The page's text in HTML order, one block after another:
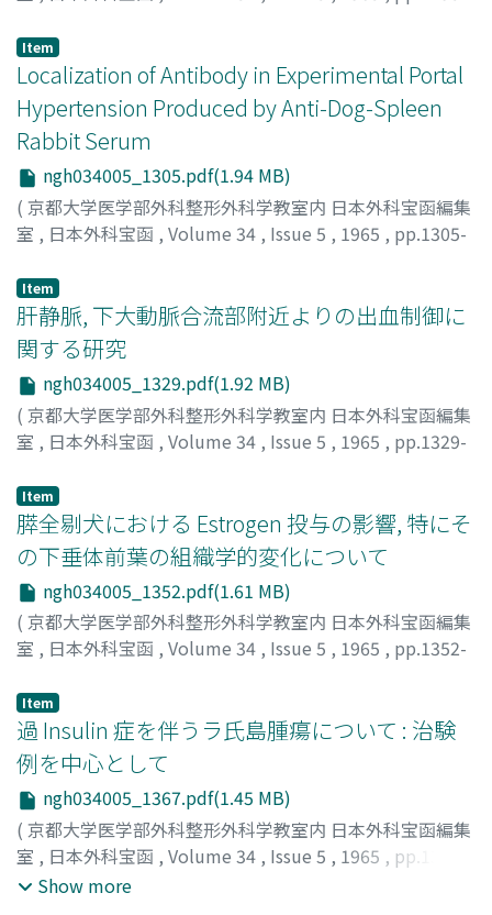
田村, 陽一
Item
Localization of Antibody in Experimental Portal
Hypertension Produced by Anti-Dog-Spleen
Rabbit Serum
ngh034005_1305.pdf(1.94 MB)
( 京都大学医学部外科整形外科学教室内 日本外科宝函編集
室 , 日本外科宝函 , Volume 34 , Issue 5 , 1965 , pp.1305-
NAKAHAMA, SATORU
Item
肝静脈, 下大動脈合流部附近よりの出血制御に
関する研究
ngh034005_1329.pdf(1.92 MB)
( 京都大学医学部外科整形外科学教室内 日本外科宝函編集
室 , 日本外科宝函 , Volume 34 , Issue 5 , 1965 , pp.1329-
堀, 康郎
Item
膵全剔犬における Estrogen 投与の影響, 特にそ
の下垂体前葉の組織学的変化について
ngh034005_1352.pdf(1.61 MB)
( 京都大学医学部外科整形外科学教室内 日本外科宝函編集
室 , 日本外科宝函 , Volume 34 , Issue 5 , 1965 , pp.1352-
八田, 辰四郎
Item
過 Insulin 症を伴うラ氏島腫瘍について : 治験
例を中心として
ngh034005_1367.pdf(1.45 MB)
( 京都大学医学部外科整形外科学教室内 日本外科宝函編集
室 , 日本外科宝函 , Volume 34 , Issue 5 , 1965 , pp.1367-
1380)
Show more